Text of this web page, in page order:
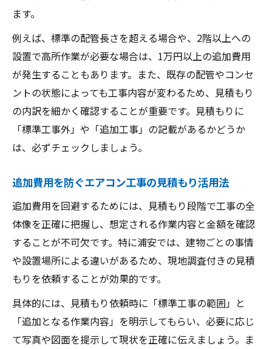
ます。
例えば、標準の配管長さを超える場合や、2階以上への
設置で高所作業が必要な場合は、1万円以上の追加費用
が発生することもあります。また、既存の配管やコンセ
ントの状態によっても工事内容が変わるため、見積もり
の内訳を細かく確認することが重要です。見積もりに
「標準工事外」や「追加工事」の記載があるかどうか
は、必ずチェックしましょう。
追加費用を防ぐエアコン工事の見積もり活用法
追加費用を回避するためには、見積もり段階で工事の全
体像を正確に把握し、想定される作業内容と金額を確認
することが不可欠です。特に浦安では、建物ごとの事情
や設置場所による違いがあるため、現地調査付きの見積
もりを依頼することが効果的です。
具体的には、見積もり依頼時に「標準工事の範囲」と
「追加となる作業内容」を明示してもらい、必要に応じ
て写真や図面を提示して現状を正確に伝えましょう。ま